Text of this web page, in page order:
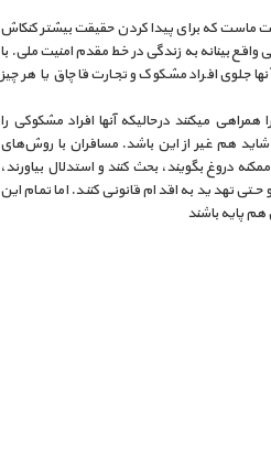
ماست که برای پیدا کردن حقیقت بیشتر کنکاش
واقع بینانه به زندگی‌ در خط مقدم امنیت ملی‌. با
جلوی افراد مشکوک و تجارت قاچاق یا هر چیز
همراهی میکنند درحالیکه آنها افراد مشکوکی را
شاید هم غیر از این باشد. مسافران با روش‌های
دروغ بگویند، بحث کنند و استدلال بیاورند،
تهدید به اقدام قانونی‌ کنند. اما تمام این
پایه باشند